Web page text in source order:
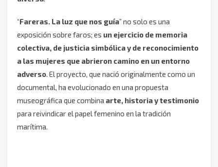
“Fareras. La luz que nos guía” no solo es una
exposición sobre faros; es un ejercicio de memoria
colectiva, de justicia simbólica y de reconocimiento
a las mujeres que abrieron camino en un entorno
adverso . El proyecto, que nació originalmente como un
documental, ha evolucionado en una propuesta
museográfica que combina arte, historia y testimonio
para reivindicar el papel femenino en la tradición
marítima.